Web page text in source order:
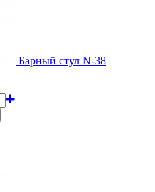
Барный стул N-38